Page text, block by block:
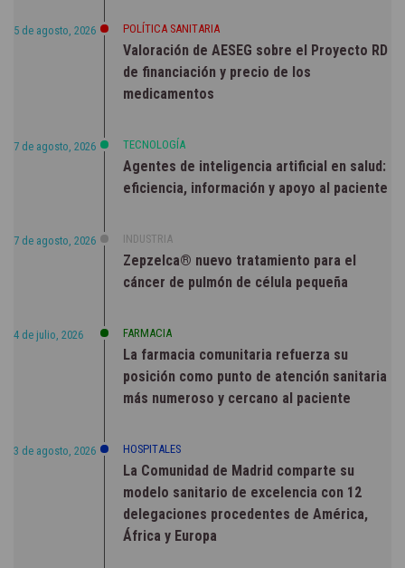
5 de agosto, 2026 POLÍTICA SANITARIA
Valoración de AESEG sobre el Proyecto RD
de financiación y precio de los
medicamentos
7 de agosto, 2026 TECNOLOGÍA
Agentes de inteligencia artificial en salud:
eficiencia, información y apoyo al paciente
7 de agosto, 2026 INDUSTRIA
Zepzelca® nuevo tratamiento para el
cáncer de pulmón de célula pequeña
4 de julio, 2026 FARMACIA
La farmacia comunitaria refuerza su
posición como punto de atención sanitaria
más numeroso y cercano al paciente
3 de agosto, 2026 HOSPITALES
La Comunidad de Madrid comparte su
modelo sanitario de excelencia con 12
delegaciones procedentes de América,
África y Europa